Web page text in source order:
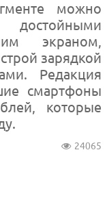
можно
экраном,
зарядкой
Редакция
смартфоны
которые
24065